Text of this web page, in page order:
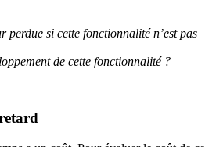
perdue si cette fonctionnalité n’est pas
de cette fonctionnalité ?